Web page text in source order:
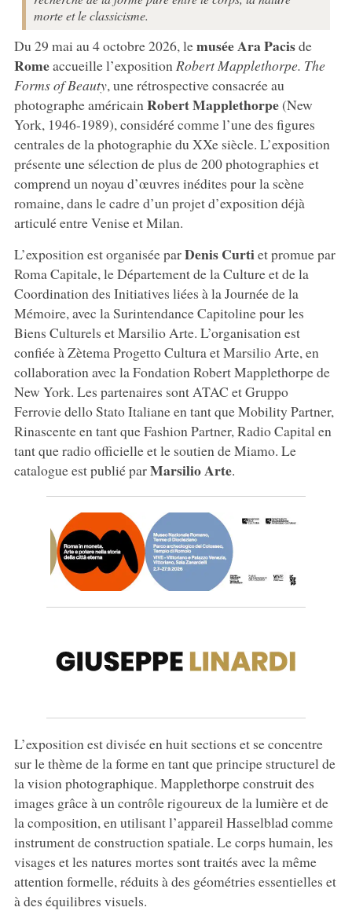
morte et le classicisme.
Du 29 mai au 4 octobre 2026, lemusée Ara Pacisde
Romeaccueille l’exposition Robert Mapplethorpe. The
Forms of Beauty, une rétrospective consacrée au
photographe américain RobertMapplethorpe(New
York, 1946-1989), considéré comme l’une des figures
centrales de la photographie du XXe siècle. L’exposition
présente une sélection de plus de 200 photographies et
comprend un noyau d’œuvres inédites pour la scène
romaine, dans le cadre d’un projet d’exposition déjà
articulé entre Venise et Milan.
L’exposition est organisée parDenisCurtiet promue par
Roma Capitale, le Département de la Culture et de la
Coordination des Initiatives liées à la Journée de la
Mémoire, avec la Surintendance Capitoline pour les
Biens Culturels et Marsilio Arte. L’organisation est
confiée à Zètema Progetto Cultura et Marsilio Arte, en
collaboration avec la Fondation Robert Mapplethorpe de
New York. Les partenaires sont ATAC et Gruppo
Ferrovie dello Stato Italiane en tant que Mobility Partner,
Rinascente en tant que Fashion Partner, Radio Capital en
tant que radio officielle et le soutien de Miamo. Le
catalogue est publié parMarsilio Arte.
L’exposition est divisée en huit sections et se concentre
sur le thème de la forme en tant que principe structurel de
la vision photographique. Mapplethorpe construit des
images grâce à un contrôle rigoureux de la lumière et de
la composition, en utilisant l’appareil Hasselblad comme
instrument de construction spatiale. Le corps humain, les
visages et les natures mortes sont traités avec la même
attention formelle, réduits à des géométries essentielles et
à des équilibres visuels.